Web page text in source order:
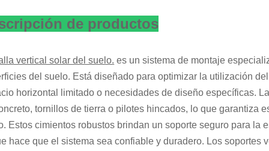
de productos
vertical solar del suelo. es un sistema de montaje
del suelo. Está diseñado para optimizar la utilización
horizontal limitado o necesidades de diseño específicas.
tornillos de tierra o pilotes hincados, lo que garantiza
Estos cimientos robustos brindan un soporte seguro para la
hace que el sistema sea confiable y duradero. Los